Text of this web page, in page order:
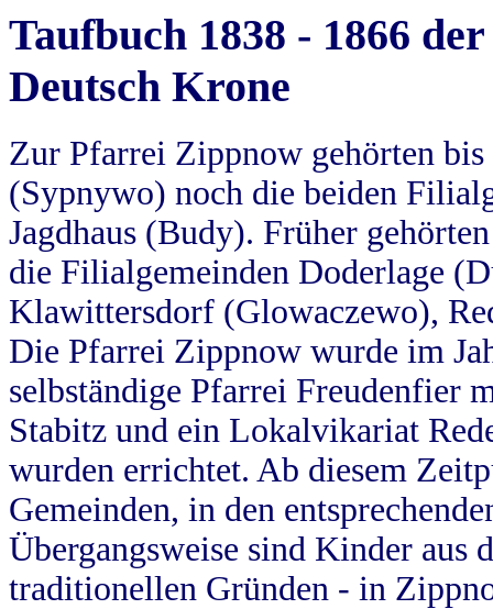
Taufbuch 1838 - 1866
Deutsch Krone
Zur Pfarrei Zippnow gehörten
(Sypnywo) noch die beiden
Jagdhaus (Budy). Früher
die Filialgemeinden Doderlage
Klawittersdorf (Glowaczewo),
Die Pfarrei Zippnow wurde im
selbständige Pfarrei Freudenfier
Stabitz und ein Lokalvikariat
wurden errichtet. Ab diesem
Gemeinden, in den
Übergangsweise sind Kinder aus
traditionellen Gründen - in